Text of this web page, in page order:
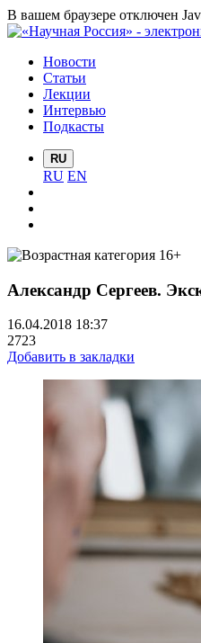
В вашем браузере отключен
Новости
Статьи
Лекции
Интервью
Подкасты
RU
RU EN
Александр Сергеев.
16.04.2018 18:37
2723
Добавить в закладки